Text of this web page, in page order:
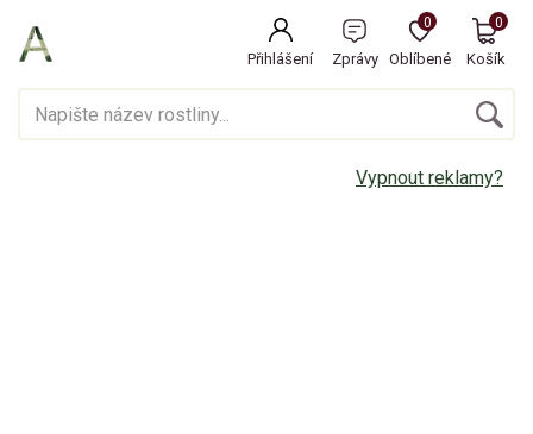
Přihlášení Zprávy Oblíbené
0
Košík
0
Vypnout reklamy?